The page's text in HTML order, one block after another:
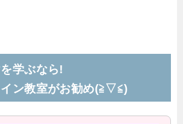
学ぶなら!
ン教室がお勧め(≧▽≦)